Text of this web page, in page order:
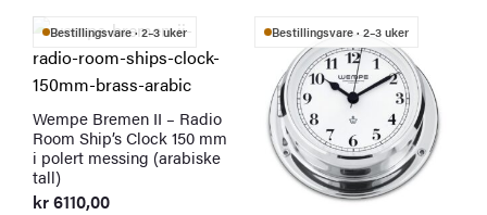
Bestillingsvare · 2–3 uker
Wempe Bremen II – Radio
Room Ship’s Clock 150 mm
i polert messing (arabiske
tall)
kr6110,00
Bestillingsvare · 2–3 uker